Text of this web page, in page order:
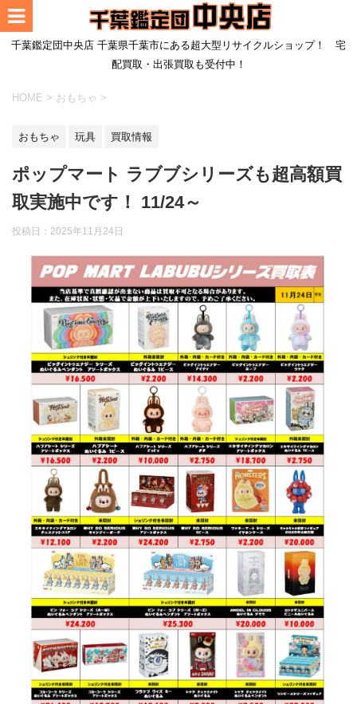
千葉鑑定団中央店 千葉県千葉市にある超大型リサイクルショップ！ 宅
配買取・出張買取も受付中！
HOME > おもちゃ >
おもちゃ 玩具 買取情報
ポップマート ラブブシリーズも超高額買
取実施中です！ 11/24～
投稿日： 2025年11月24日